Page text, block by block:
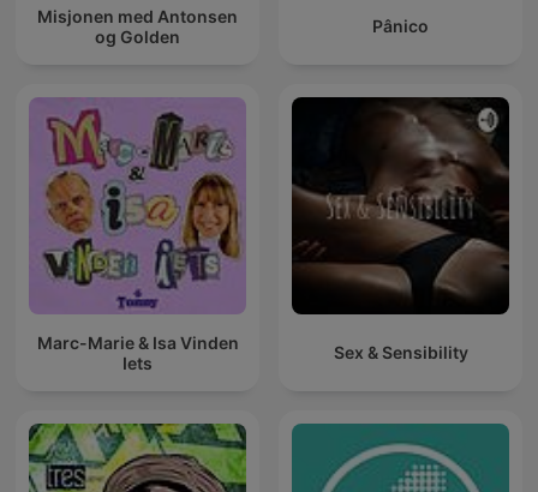
Misjonen med Antonsen
og Golden
Pânico
Marc-Marie & Isa Vinden
Iets
Sex & Sensibility